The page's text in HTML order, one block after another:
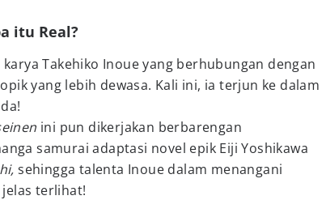
itu Real?
Takehiko Inoue yang berhubungan dengan
yang lebih dewasa. Kali ini, ia terjun ke dalam
ini pun dikerjakan berbarengan
samurai adaptasi novel epik Eiji Yoshikawa
sehingga talenta Inoue dalam menangani
terlihat!